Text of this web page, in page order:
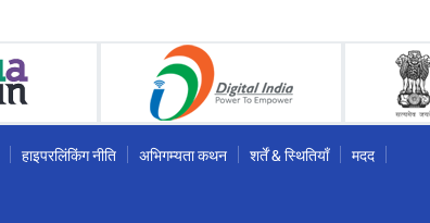
हाइपरलिंकिंग नीति अभिगम्यता कथन शर्तें & स्थितियाँ
मदद